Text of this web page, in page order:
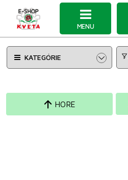
MENU
KATEGÓRIE
HORE